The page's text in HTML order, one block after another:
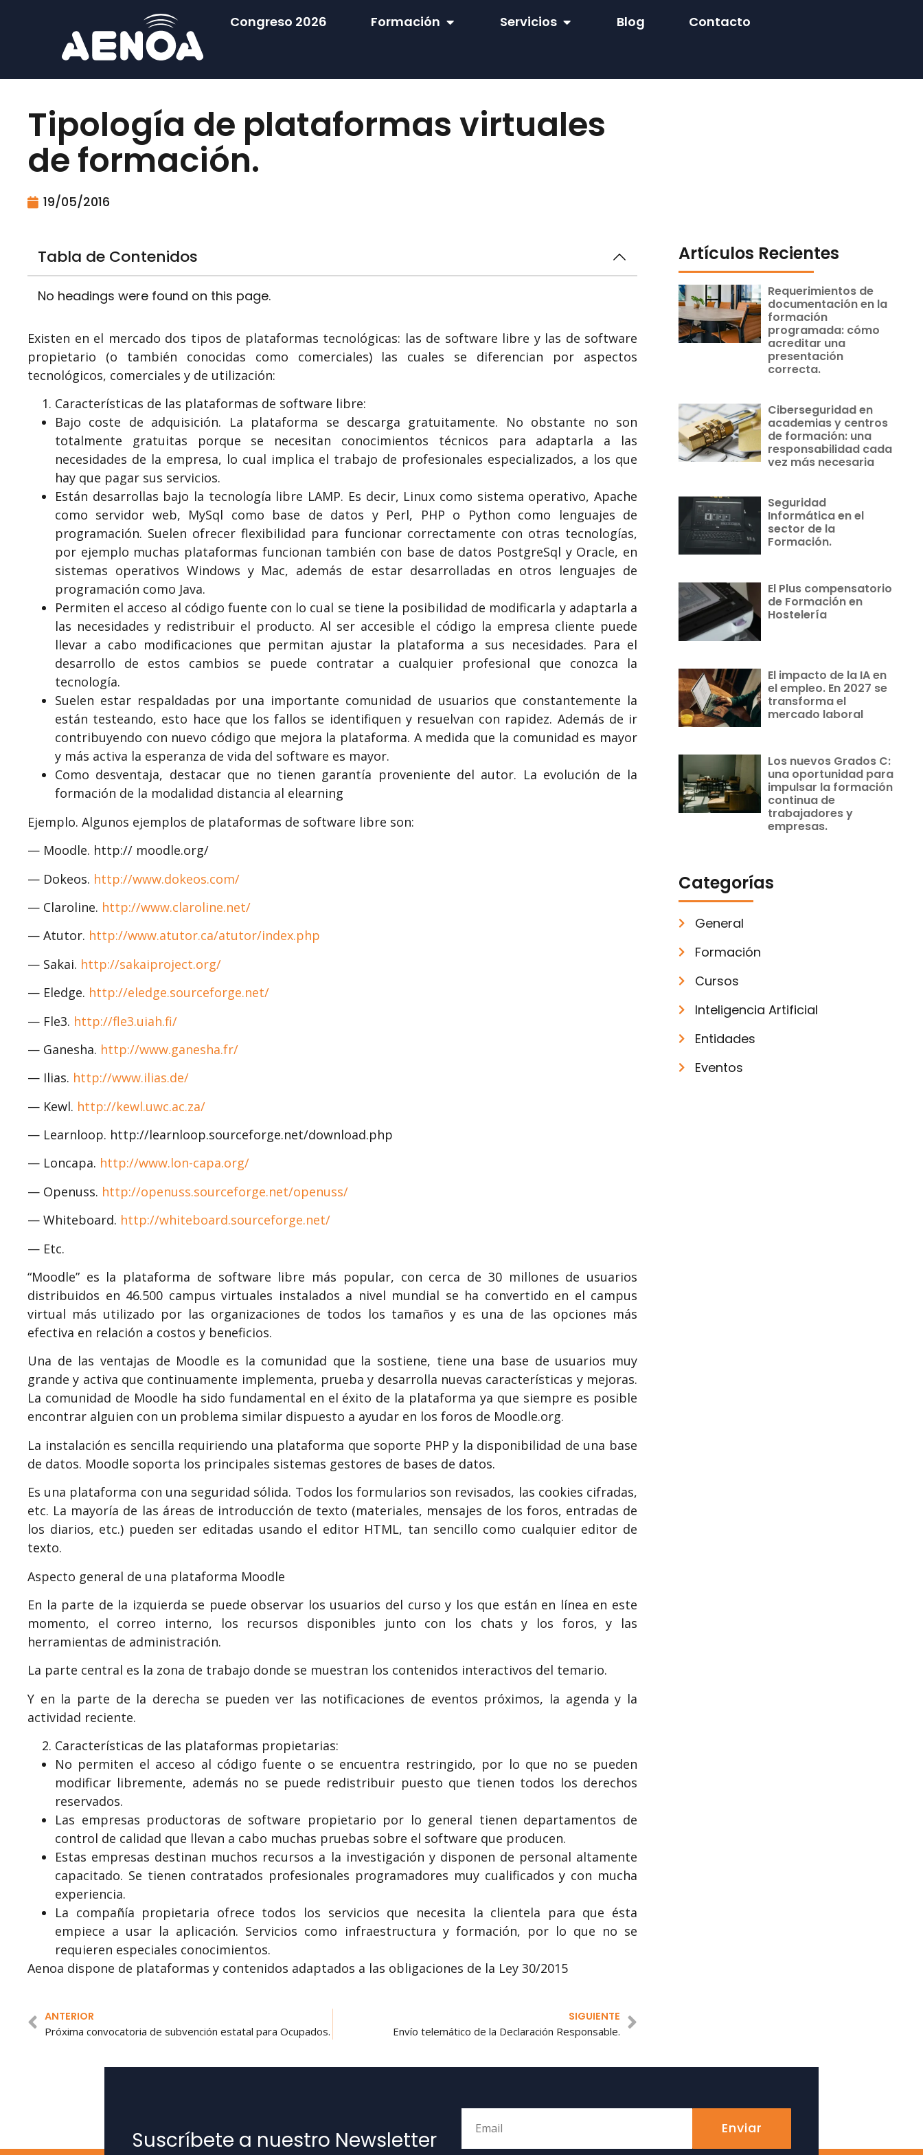
Congreso 2026 Formación Servicios Blog Contacto
Tipología de plataformas virtuales
de formación.
19/05/2016
Tabla de Contenidos
No headings were found on this page.
Existen en el mercado dos tipos de plataformas tecnológicas: las de software libre y las de software
propietario (o también conocidas como comerciales) las cuales se diferencian por aspectos
tecnológicos, comerciales y de utilización:
Características de las plataformas de software libre:
Bajo coste de adquisición. La plataforma se descarga gratuitamente. No obstante no son
totalmente gratuitas porque se necesitan conocimientos técnicos para adaptarla a las
necesidades de la empresa, lo cual implica el trabajo de profesionales especializados, a los que
hay que pagar sus servicios.
Están desarrollas bajo la tecnología libre LAMP. Es decir, Linux como sistema operativo, Apache
como servidor web, MySql como base de datos y Perl, PHP o Python como lenguajes de
programación. Suelen ofrecer flexibilidad para funcionar correctamente con otras tecnologías,
por ejemplo muchas plataformas funcionan también con base de datos PostgreSql y Oracle, en
sistemas operativos Windows y Mac, además de estar desarrolladas en otros lenguajes de
programación como Java.
Permiten el acceso al código fuente con lo cual se tiene la posibilidad de modificarla y adaptarla a
las necesidades y redistribuir el producto. Al ser accesible el código la empresa cliente puede
llevar a cabo modificaciones que permitan ajustar la plataforma a sus necesidades. Para el
desarrollo de estos cambios se puede contratar a cualquier profesional que conozca la
tecnología.
Suelen estar respaldadas por una importante comunidad de usuarios que constantemente la
están testeando, esto hace que los fallos se identifiquen y resuelvan con rapidez. Además de ir
contribuyendo con nuevo código que mejora la plataforma. A medida que la comunidad es mayor
y más activa la esperanza de vida del software es mayor.
Como desventaja, destacar que no tienen garantía proveniente del autor. La evolución de la
formación de la modalidad distancia al elearning
Ejemplo. Algunos ejemplos de plataformas de software libre son:
— Moodle. http:// moodle.org/
— Dokeos. http://www.dokeos.com/
— Claroline. http://www.claroline.net/
— Atutor. http://www.atutor.ca/atutor/index.php
— Sakai. http://sakaiproject.org/
— Eledge. http://eledge.sourceforge.net/
— Fle3. http://fle3.uiah.fi/
— Ganesha. http://www.ganesha.fr/
— Ilias. http://www.ilias.de/
— Kewl. http://kewl.uwc.ac.za/
— Learnloop. http://learnloop.sourceforge.net/download.php
— Loncapa. http://www.lon-capa.org/
— Openuss. http://openuss.sourceforge.net/openuss/
— Whiteboard. http://whiteboard.sourceforge.net/
— Etc.
“Moodle” es la plataforma de software libre más popular, con cerca de 30 millones de usuarios
distribuidos en 46.500 campus virtuales instalados a nivel mundial se ha convertido en el campus
virtual más utilizado por las organizaciones de todos los tamaños y es una de las opciones más
efectiva en relación a costos y beneficios.
Una de las ventajas de Moodle es la comunidad que la sostiene, tiene una base de usuarios muy
grande y activa que continuamente implementa, prueba y desarrolla nuevas características y mejoras.
La comunidad de Moodle ha sido fundamental en el éxito de la plataforma ya que siempre es posible
encontrar alguien con un problema similar dispuesto a ayudar en los foros de Moodle.org.
La instalación es sencilla requiriendo una plataforma que soporte PHP y la disponibilidad de una base
de datos. Moodle soporta los principales sistemas gestores de bases de datos.
Es una plataforma con una seguridad sólida. Todos los formularios son revisados, las cookies cifradas,
etc. La mayoría de las áreas de introducción de texto (materiales, mensajes de los foros, entradas de
los diarios, etc.) pueden ser editadas usando el editor HTML, tan sencillo como cualquier editor de
texto.
Aspecto general de una plataforma Moodle
En la parte de la izquierda se puede observar los usuarios del curso y los que están en línea en este
momento, el correo interno, los recursos disponibles junto con los chats y los foros, y las
herramientas de administración.
La parte central es la zona de trabajo donde se muestran los contenidos interactivos del temario.
Y en la parte de la derecha se pueden ver las notificaciones de eventos próximos, la agenda y la
actividad reciente.
Características de las plataformas propietarias:
No permiten el acceso al código fuente o se encuentra restringido, por lo que no se pueden
modificar libremente, además no se puede redistribuir puesto que tienen todos los derechos
reservados.
Las empresas productoras de software propietario por lo general tienen departamentos de
control de calidad que llevan a cabo muchas pruebas sobre el software que producen.
Estas empresas destinan muchos recursos a la investigación y disponen de personal altamente
capacitado. Se tienen contratados profesionales programadores muy cualificados y con mucha
experiencia.
La compañía propietaria ofrece todos los servicios que necesita la clientela para que ésta
empiece a usar la aplicación. Servicios como infraestructura y formación, por lo que no se
requieren especiales conocimientos.
Aenoa dispone de plataformas y contenidos adaptados a las obligaciones de la Ley 30/2015
ANTERIOR
Próxima convocatoria de subvención estatal para Ocupados.
SIGUIENTE
Envío telemático de la Declaración Responsable.
Artículos Recientes
Requerimientos de
documentación en la
formación
programada: cómo
acreditar una
presentación
correcta.
Ciberseguridad en
academias y centros
de formación: una
responsabilidad cada
vez más necesaria
Seguridad
Informática en el
sector de la
Formación.
El Plus compensatorio
de Formación en
Hostelería
El impacto de la IA en
el empleo. En 2027 se
transforma el
mercado laboral
Los nuevos Grados C:
una oportunidad para
impulsar la formación
continua de
trabajadores y
empresas.
Categorías
General
Formación
Cursos
Inteligencia Artificial
Entidades
Eventos
Suscríbete a nuestro Newsletter Enviar